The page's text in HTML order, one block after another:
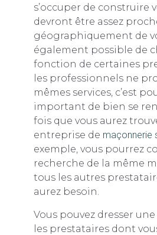
s’occuper de construire
devront être assez
géographiquement de
également possible de
fonction de certaines
les professionnels ne
mêmes services, c’est
important de bien se
fois que vous aurez
entreprise de maçonnerie
exemple, vous pourrez
recherche de la même
tous les autres
aurez besoin.
Vous pouvez dresser
les prestataires dont